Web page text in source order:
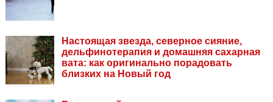
Настоящая звезда, северное сияние,
дельфинотерапия и домашняя сахарная
вата: как оригинально порадовать
близких на Новый год